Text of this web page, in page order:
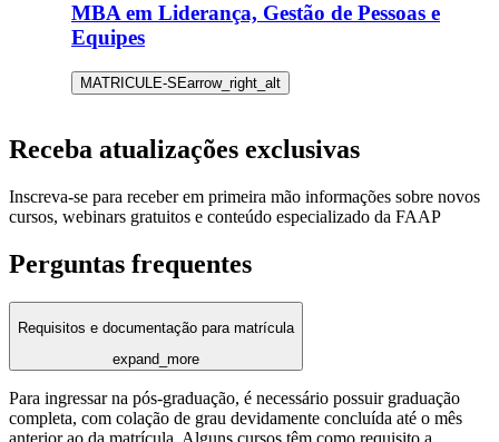
MBA em Liderança, Gestão de Pessoas e
Equipes
MATRICULE-SEarrow_right_alt
Receba atualizações exclusivas
Inscreva-se para receber em primeira mão informações sobre novos
cursos, webinars gratuitos e conteúdo especializado da FAAP
Perguntas frequentes
Requisitos e documentação para matrícula
expand_more
Para ingressar na pós-graduação, é necessário possuir graduação
completa, com colação de grau devidamente concluída até o mês